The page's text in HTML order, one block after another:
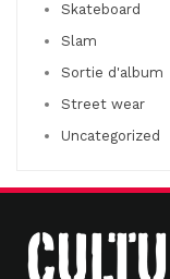
Skateboard
Slam
Sortie d'album
Street wear
Uncategorized